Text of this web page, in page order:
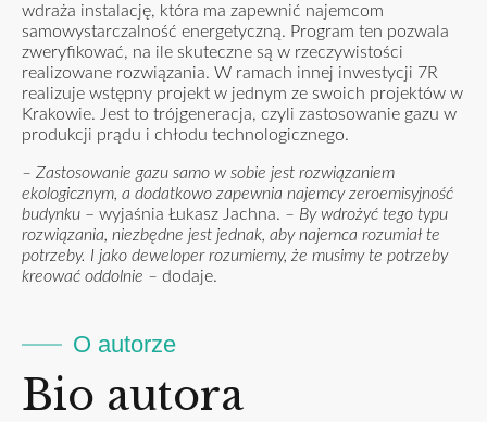
wdraża instalację, która ma zapewnić najemcom
samowystarczalność energetyczną. Program ten pozwala
zweryfikować, na ile skuteczne są w rzeczywistości
realizowane rozwiązania. W ramach innej inwestycji 7R
realizuje wstępny projekt w jednym ze swoich projektów w
Krakowie. Jest to trójgeneracja, czyli zastosowanie gazu w
produkcji prądu i chłodu technologicznego.
– Zastosowanie gazu samo w sobie jest rozwiązaniem
ekologicznym, a dodatkowo zapewnia najemcy zeroemisyjność
budynku – wyjaśnia Łukasz Jachna. – By wdrożyć tego typu
rozwiązania, niezbędne jest jednak, aby najemca rozumiał te
potrzeby. I jako deweloper rozumiemy, że musimy te potrzeby
kreować oddolnie – dodaje.
O autorze
Bio autora